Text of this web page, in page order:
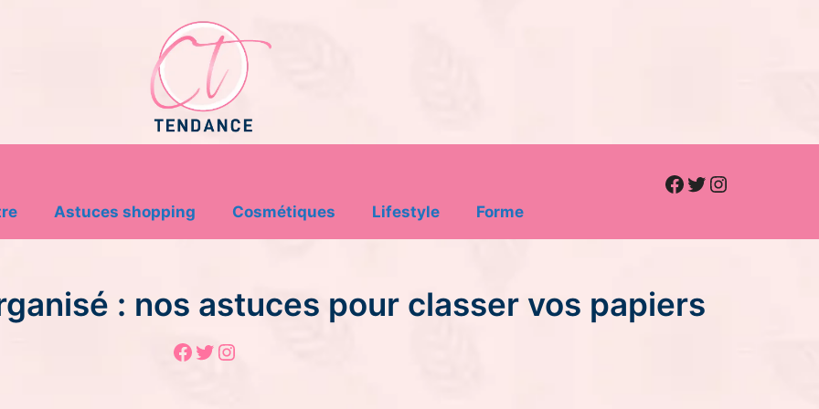
Astuces shopping Cosmétiques Lifestyle Forme
Facebook
Twitter
Instagram
: nos astuces pour classer vos papiers
Facebook
Twitter
Instagram